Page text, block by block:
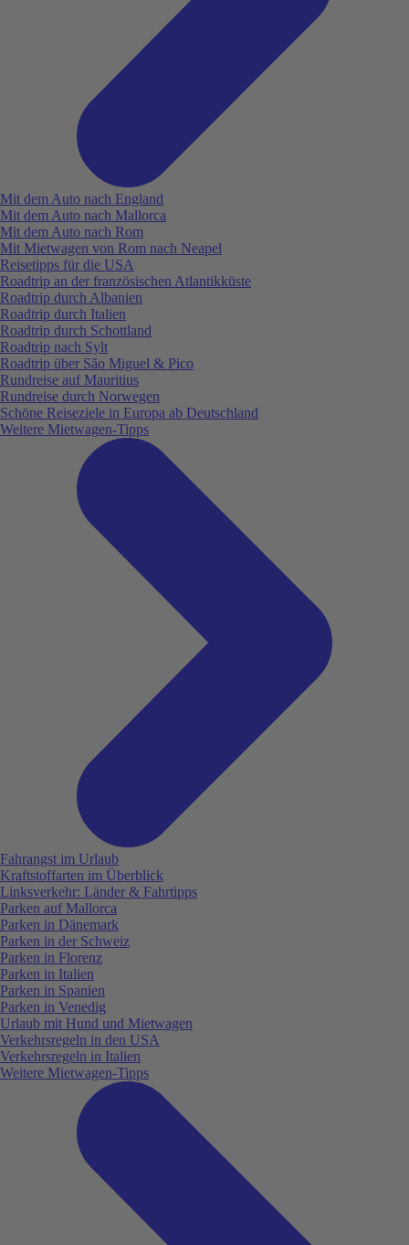
Mit dem Auto nach England
Mit dem Auto nach Mallorca
Mit dem Auto nach Rom
Mit Mietwagen von Rom nach Neapel
Reisetipps für die USA
Roadtrip an der französischen Atlantikküste
Roadtrip durch Albanien
Roadtrip durch Italien
Roadtrip durch Schottland
Roadtrip nach Sylt
Roadtrip über São Miguel & Pico
Rundreise auf Mauritius
Rundreise durch Norwegen
Schöne Reiseziele in Europa ab Deutschland
Weitere Mietwagen-Tipps
Fahrangst im Urlaub
Kraftstoffarten im Überblick
Linksverkehr: Länder & Fahrtipps
Parken auf Mallorca
Parken in Dänemark
Parken in der Schweiz
Parken in Florenz
Parken in Italien
Parken in Spanien
Parken in Venedig
Urlaub mit Hund und Mietwagen
Verkehrsregeln in den USA
Verkehrsregeln in Italien
Weitere Mietwagen-Tipps